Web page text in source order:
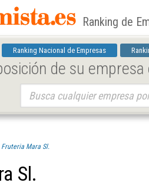
Ranking de
Ranking Nacional de Empresas
de su
Fruteria Mara Sl.
Sl.